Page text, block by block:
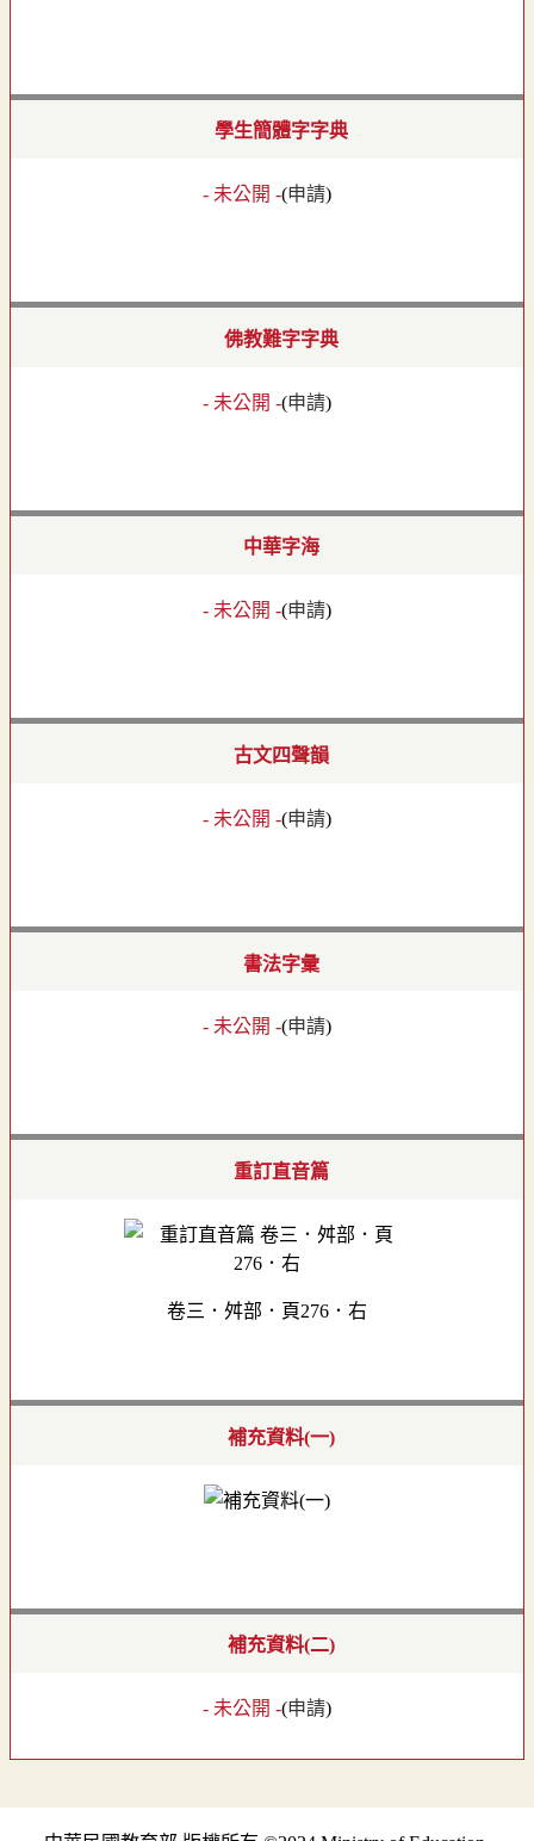
學生簡體字字典
- 未公開 -(申請)
佛教難字字典
- 未公開 -(申請)
中華字海
- 未公開 -(申請)
古文四聲韻
- 未公開 -(申請)
書法字彙
- 未公開 -(申請)
重訂直音篇
卷三．舛部．頁276．右
補充資料(一)
補充資料(二)
- 未公開 -(申請)